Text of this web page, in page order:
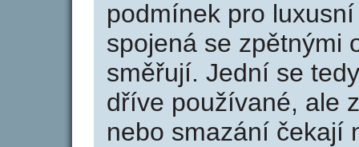
podmínek pro
spojená se zpětnými
směřují. Jední se
dříve používané, ale
nebo smazání čekají